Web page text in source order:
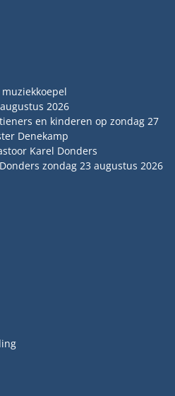
2026
en kinderen op zondag 27
Denekamp
Karel Donders
zondag 23 augustus 2026